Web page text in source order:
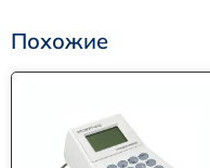
Похожие